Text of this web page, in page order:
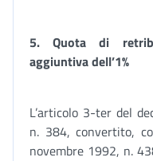
5. Quota di
aggiuntiva dell’1%
L’articolo 3-ter del
n. 384, convertito,
novembre 1992, n.